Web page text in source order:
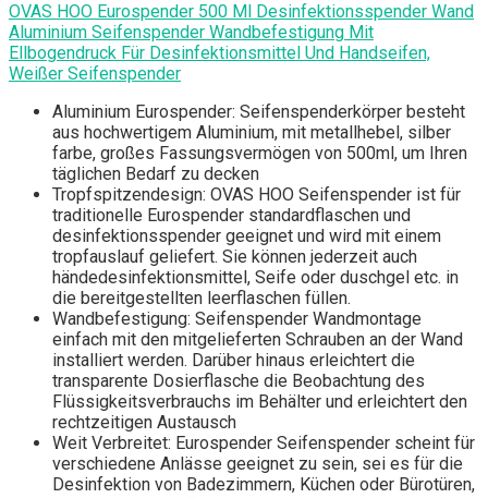
OVAS HOO Eurospender 500 Ml Desinfektionsspender Wand
Aluminium Seifenspender Wandbefestigung Mit
Ellbogendruck Für Desinfektionsmittel Und Handseifen,
Weißer Seifenspender
Aluminium Eurospender: Seifenspenderkörper besteht
aus hochwertigem Aluminium, mit metallhebel, silber
farbe, großes Fassungsvermögen von 500ml, um Ihren
täglichen Bedarf zu decken
Tropfspitzendesign: OVAS HOO Seifenspender ist für
traditionelle Eurospender standardflaschen und
desinfektionsspender geeignet und wird mit einem
tropfauslauf geliefert. Sie können jederzeit auch
händedesinfektionsmittel, Seife oder duschgel etc. in
die bereitgestellten leerflaschen füllen.
Wandbefestigung: Seifenspender Wandmontage
einfach mit den mitgelieferten Schrauben an der Wand
installiert werden. Darüber hinaus erleichtert die
transparente Dosierflasche die Beobachtung des
Flüssigkeitsverbrauchs im Behälter und erleichtert den
rechtzeitigen Austausch
Weit Verbreitet: Eurospender Seifenspender scheint für
verschiedene Anlässe geeignet zu sein, sei es für die
Desinfektion von Badezimmern, Küchen oder Bürotüren,